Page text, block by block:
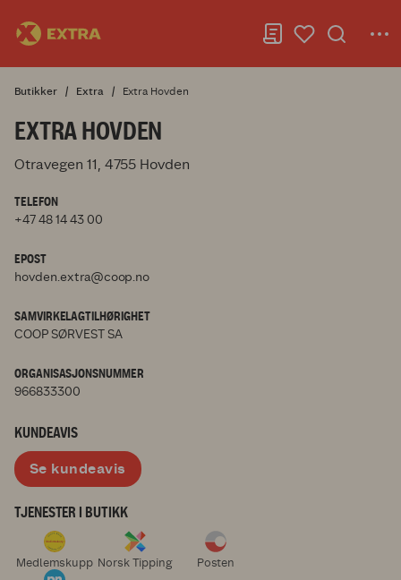
Butikker Extra Extra Hovden
EXTRA HOVDEN
Otravegen 11, 4755 Hovden
TELEFON
+47 48 14 43 00
EPOST
hovden.extra@coop.no
SAMVIRKELAGTILHØRIGHET
COOP SØRVEST SA
ORGANISASJONSNUMMER
966833300
KUNDEAVIS
Se kundeavis
TJENESTER I BUTIKK
Medlemskupp Norsk Tipping Posten